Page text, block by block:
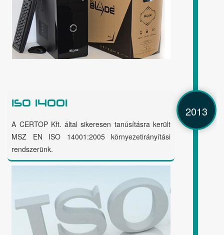
ISO 14001
A CERTOP Kft. által sikeresen tanúsításra került
MSZ EN ISO 14001:2005 környezetirányítási
rendszerünk.
2013